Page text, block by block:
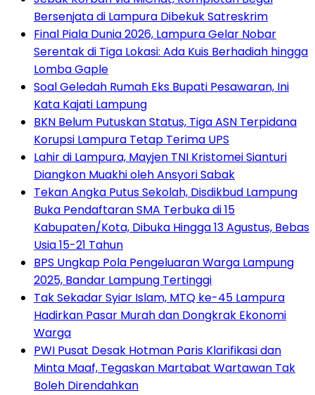
Bersenjata di Lampura Dibekuk Satreskrim
Final Piala Dunia 2026, Lampura Gelar Nobar
Serentak di Tiga Lokasi: Ada Kuis Berhadiah hingga
Lomba Gaple
Soal Geledah Rumah Eks Bupati Pesawaran, Ini
Kata Kajati Lampung
BKN Belum Putuskan Status, Tiga ASN Terpidana
Korupsi Lampura Tetap Terima UPS
Lahir di Lampura, Mayjen TNI Kristomei Sianturi
Diangkon Muakhi oleh Ansyori Sabak
Tekan Angka Putus Sekolah, Disdikbud Lampung
Buka Pendaftaran SMA Terbuka di 15
Kabupaten/Kota, Dibuka Hingga 13 Agustus, Bebas
Usia 15-21 Tahun
BPS Ungkap Pola Pengeluaran Warga Lampung
2025, Bandar Lampung Tertinggi
Tak Sekadar Syiar Islam, MTQ ke-45 Lampura
Hadirkan Pasar Murah dan Dongkrak Ekonomi
Warga
PWI Pusat Desak Hotman Paris Klarifikasi dan
Minta Maaf, Tegaskan Martabat Wartawan Tak
Boleh Direndahkan